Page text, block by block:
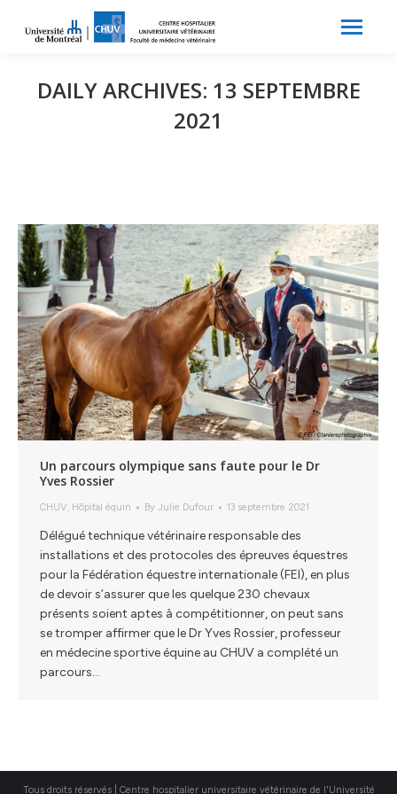
DAILY ARCHIVES: 13 SEPTEMBRE
2021
Un parcours olympique sans faute pour le Dr
Yves Rossier
CHUV, Hôpital équin By Julie Dufour 13 septembre 2021
Délégué technique vétérinaire responsable des
installations et des protocoles des épreuves équestres
pour la Fédération équestre internationale (FEI), en plus
de devoir s’assurer que les quelque 230 chevaux
présents soient aptes à compétitionner, on peut sans
se tromper affirmer que le Dr Yves Rossier, professeur
en médecine sportive équine au CHUV a complété un
parcours…
Tous droits réservés | Centre hospitalier universitaire vétérinaire de l'Université